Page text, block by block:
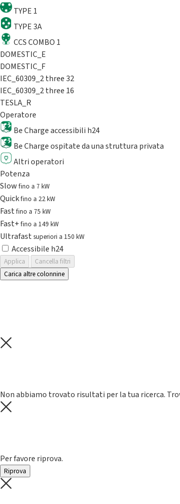
TYPE 1
TYPE 3A
CCS COMBO 1
DOMESTIC_E
DOMESTIC_F
IEC_60309_2 three 32
IEC_60309_2 three 16
TESLA_R
Operatore
Be Charge accessibili h24
Be Charge ospitate da una struttura privata
Altri operatori
Potenza
Slowfino a 7 kW
Quickfino a 22 kW
Fastfino a 75 kW
Fast+fino a 149 kW
Ultrafast superiori a 150 kW
Accessibile h24
Applica
Cancella filtri
Carica altre colonnine
Non abbiamo trovato risultati per la tua ricerca.
Per favore riprova.
Riprova